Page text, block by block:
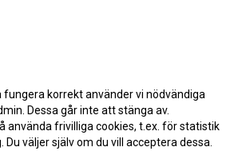
fungera korrekt använder vi nödvändiga
Dessa går inte att stänga av.
använda frivilliga cookies, t.ex. för statistik
väljer själv om du vill acceptera dessa.